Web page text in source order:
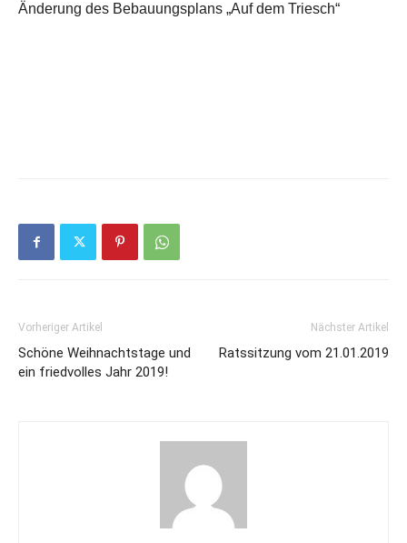
Änderung des Bebauungsplans „Auf dem Triesch“
Vorheriger Artikel
Schöne Weihnachtstage und
ein friedvolles Jahr 2019!
Nächster Artikel
Ratssitzung vom 21.01.2019